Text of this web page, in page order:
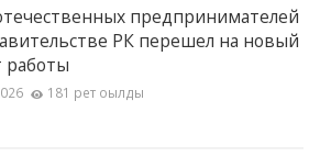
предпринимателей
РК перешел на новый
работы
181 рет оқылды